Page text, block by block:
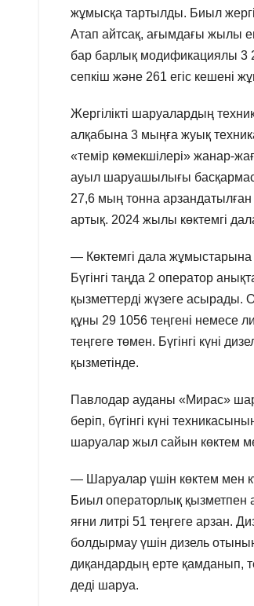
жұмысқа тартылды. Биыл
Атап айтсақ, ағымдағы жылы
бар барлық модификациялы 3
сепкіш және 261 егіс кешені
Жергілікті шаруалардың
алқабына 3 мыңға жуық
«темір көмекшілері» жанар-
ауыл шаруашылығы
27,6 мың тонна
артық. 2024 жылы көктемгі
— Көктемгі дала жұмыстарына
Бүгінгі таңда 2 оператор
қызметтерді жүзеге асырады.
құны 29 1056 теңгені немесе
теңгеге төмен. Бүгінгі күні
қызметінде.
Павлодар ауданы «Мирас»
беріп, бүгінгі күні
шаруалар жыл сайын көктем
— Шаруалар үшін көктем мен
Биыл операторлық қызметпен
яғни литрі 51 теңгеге арзан.
болдырмау үшін дизель
диқандардың ерте қамданып,
деді шаруа.